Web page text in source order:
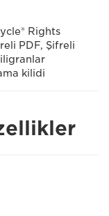
Rights
PDF, Şifreli
kilidi